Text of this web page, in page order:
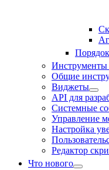
Инструменты
Общие
Виджеты
API для
Системные
Управление
Настройка
Редактор
Что нового